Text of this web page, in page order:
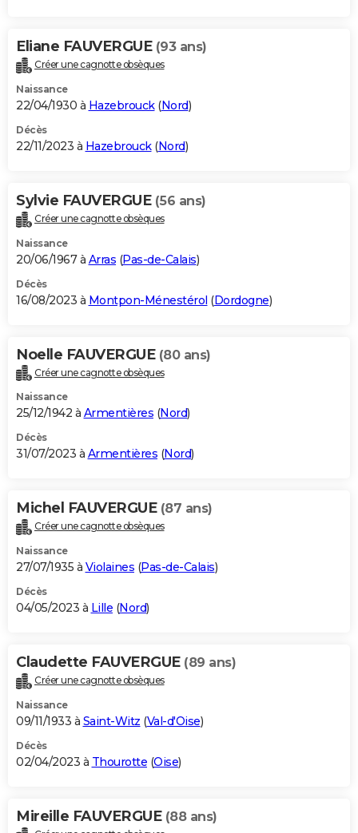
Eliane FAUVERGUE (93 ans)
Créer une cagnotte obsèques
Naissance
22/04/1930 à Hazebrouck(Nord)
Décès
22/11/2023 à Hazebrouck(Nord)
Sylvie FAUVERGUE (56 ans)
Créer une cagnotte obsèques
Naissance
20/06/1967 à Arras (Pas-de-Calais)
Décès
16/08/2023 à Montpon-Ménestérol (Dordogne)
Noelle FAUVERGUE (80 ans)
Créer une cagnotte obsèques
Naissance
25/12/1942 à Armentières (Nord)
Décès
31/07/2023 à Armentières (Nord)
Michel FAUVERGUE (87 ans)
Créer une cagnotte obsèques
Naissance
27/07/1935 à Violaines (Pas-de-Calais)
Décès
04/05/2023 à Lille (Nord)
Claudette FAUVERGUE (89 ans)
Créer une cagnotte obsèques
Naissance
09/11/1933 à Saint-Witz (Val-d'Oise)
Décès
02/04/2023 à Thourotte (Oise)
Mireille FAUVERGUE (88 ans)